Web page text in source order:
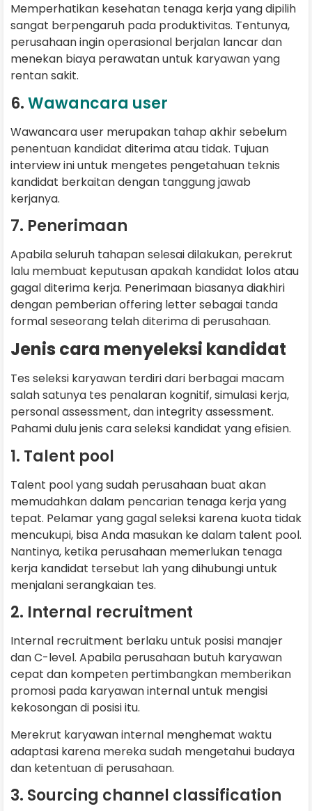
Memperhatikan kesehatan tenaga kerja yang dipilih
sangat berpengaruh pada produktivitas. Tentunya,
perusahaan ingin operasional berjalan lancar dan
menekan biaya perawatan untuk karyawan yang
rentan sakit.
6.Wawancara user
Wawancara user merupakan tahap akhir sebelum
penentuan kandidat diterima atau tidak. Tujuan
interview ini untuk mengetes pengetahuan teknis
kandidat berkaitan dengan tanggung jawab
kerjanya.
7. Penerimaan
Apabila seluruh tahapan selesai dilakukan, perekrut
lalu membuat keputusan apakah kandidat lolos atau
gagal diterima kerja. Penerimaan biasanya diakhiri
dengan pemberian offering letter sebagai tanda
formal seseorang telah diterima di perusahaan.
Jenis cara menyeleksi kandidat
Tes seleksi karyawan terdiri dari berbagai macam
salah satunya tes penalaran kognitif, simulasi kerja,
personal assessment, dan integrity assessment.
Pahami dulu jenis cara seleksi kandidat yang efisien.
1. Talent pool
Talent pool yang sudah perusahaan buat akan
memudahkan dalam pencarian tenaga kerja yang
tepat. Pelamar yang gagal seleksi karena kuota tidak
mencukupi, bisa Anda masukan ke dalam talent pool.
Nantinya, ketika perusahaan memerlukan tenaga
kerja kandidat tersebut lah yang dihubungi untuk
menjalani serangkaian tes.
2. Internal recruitment
Internal recruitment berlaku untuk posisi manajer
dan C-level. Apabila perusahaan butuh karyawan
cepat dan kompeten pertimbangkan memberikan
promosi pada karyawan internal untuk mengisi
kekosongan di posisi itu.
Merekrut karyawan internal menghemat waktu
adaptasi karena mereka sudah mengetahui budaya
dan ketentuan di perusahaan.
3. Sourcing channel classification